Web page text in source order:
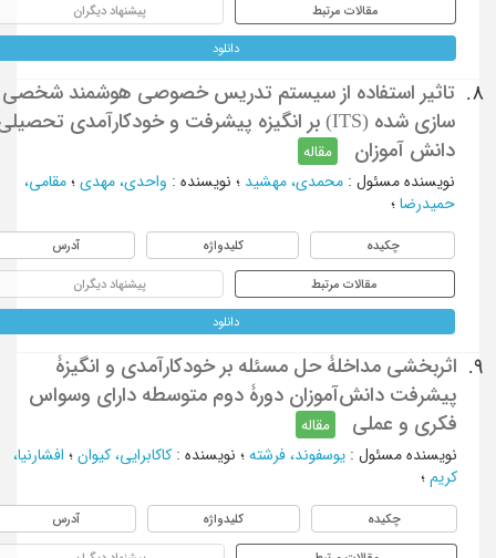
مقالات مرتبط پیشنهاد دیگران
دانلود
8.
تاثیر استفاده از سیستم تدریس خصوصی هوشمند شخصی
سازی شده (ITS) بر انگیزه پیشرفت و خودکارآمدی تحصیلی
دانش آموزان
مقاله
نویسنده مسئول : محمدی، مهشید؛ نویسنده: واحدی، مهدی؛ مقامی،
حمیدرضا؛
چکیده کلیدواژه آدرس
مقالات مرتبط پیشنهاد دیگران
دانلود
9.
اثربخشی مداخلۀ حل مسئله بر خودکارآمدی و انگیزۀ
پیشرفت دانش‌آموزان دورۀ دوم متوسطه دارای وسواس
فکری و عملی
مقاله
نویسنده مسئول : یوسفوند، فرشته؛ نویسنده: کاکابرایی، کیوان؛ افشارنیا،
کریم؛
چکیده کلیدواژه آدرس